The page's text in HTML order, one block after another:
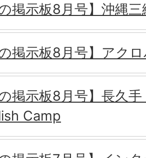
掲示板8月号】沖縄
の掲示板8月号】アク
掲示板8月号】長久
Camp